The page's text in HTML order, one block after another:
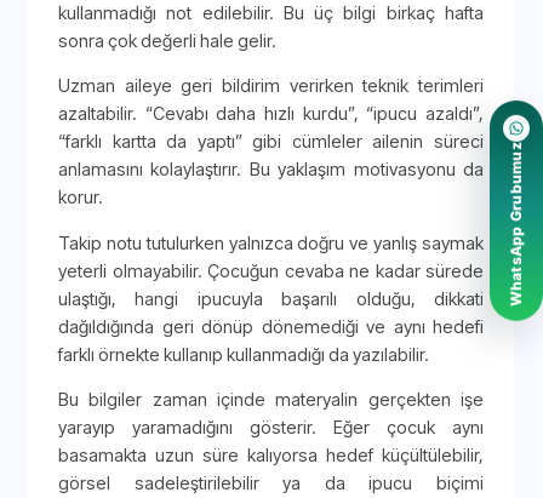
kullanmadığı not edilebilir. Bu üç bilgi birkaç hafta
sonra çok değerli hale gelir.
Uzman aileye geri bildirim verirken teknik terimleri
azaltabilir. “Cevabı daha hızlı kurdu”, “ipucu azaldı”,
“farklı kartta da yaptı” gibi cümleler ailenin süreci
anlamasını kolaylaştırır. Bu yaklaşım motivasyonu da
korur.
Takip notu tutulurken yalnızca doğru ve yanlış saymak
yeterli olmayabilir. Çocuğun cevaba ne kadar sürede
ulaştığı, hangi ipucuyla başarılı olduğu, dikkati
dağıldığında geri dönüp dönemediği ve aynı hedefi
farklı örnekte kullanıp kullanmadığı da yazılabilir.
Bu bilgiler zaman içinde materyalin gerçekten işe
yarayıp yaramadığını gösterir. Eğer çocuk aynı
basamakta uzun süre kalıyorsa hedef küçültülebilir,
görsel sadeleştirilebilir ya da ipucu biçimi
WhatsApp Grubumuz